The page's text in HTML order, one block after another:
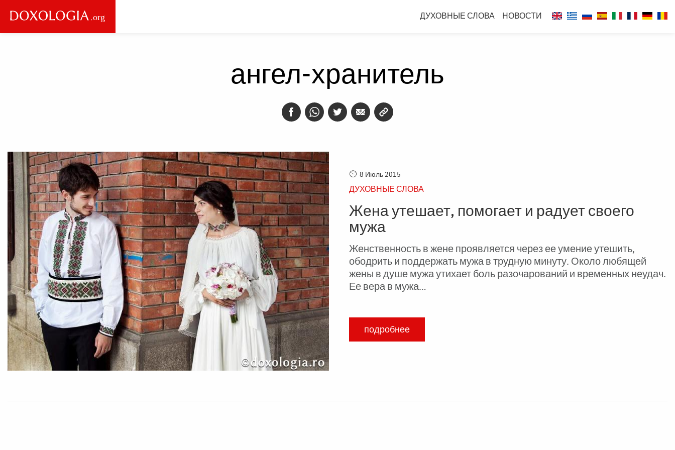
ДУХОВНЫЕ СЛОВА НОВОСТИ
ангел-хранитель
8 Июль 2015
ДУХОВНЫЕ СЛОВА
Жена утешает, помогает и радует своего
мужа
Женственность в жене проявляется через ее умение утешить,
ободрить и поддержать мужа в трудную минуту. Около любящей
жены в душе мужа утихает боль разочарований и временных неудач.
Ее вера в мужа…
подробнее